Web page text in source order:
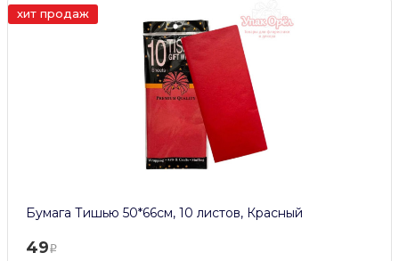
хит продаж
Бумага Тишью 50*66см, 10 листов, Красный
49